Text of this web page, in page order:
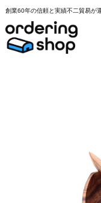
創業60年の信頼と実績不二貿易が